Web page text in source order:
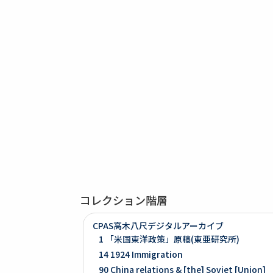
コレクション階層
CPAS高木八尺デジタルアーカイブ
1 「米国東洋政策」原稿(東亜研究所)
14 1924 Immigration
90 China relations & [the] Soviet [Union]